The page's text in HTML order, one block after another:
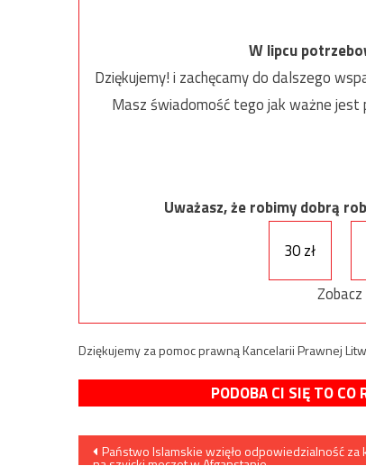
W lipcu
Dziękujemy! i zachęcamy do dalszego
Masz świadomość tego jak ważne jest
Uważasz, że robimy dobrą
30 zł
Dziękujemy za pomoc prawną Kancelarii Prawnej
PODOBA CI SIĘ TO CO
Nawigacja
Państwo Islamskie wzięło odpowiedzialność za